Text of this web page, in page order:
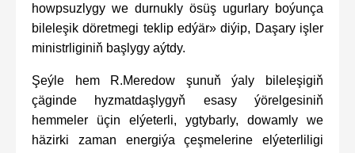
howpsuzlygy we durnukly ösüş ugurlary boýunça
bileleşik döretmegi teklip edýär» diýip, Daşary işler
ministrliginiň başlygy aýtdy.
Şeýle hem R.Meredow şunuň ýaly bileleşigiň
çäginde hyzmatdaşlygyň esasy ýörelgesiniň
hemmeler üçin elýeterli, ygtybarly, dowamly we
häzirki zaman energiýa çeşmelerine elýeterliligi